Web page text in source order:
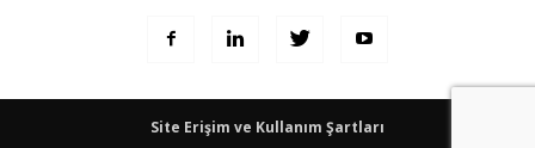
Site Erişim ve Kullanım Şartları